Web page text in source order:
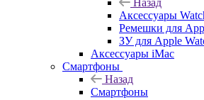
Назад
Аксессуары
Ремешки для
ЗУ для Apple
Аксессуары iMac
Смартфоны
Назад
Смартфоны